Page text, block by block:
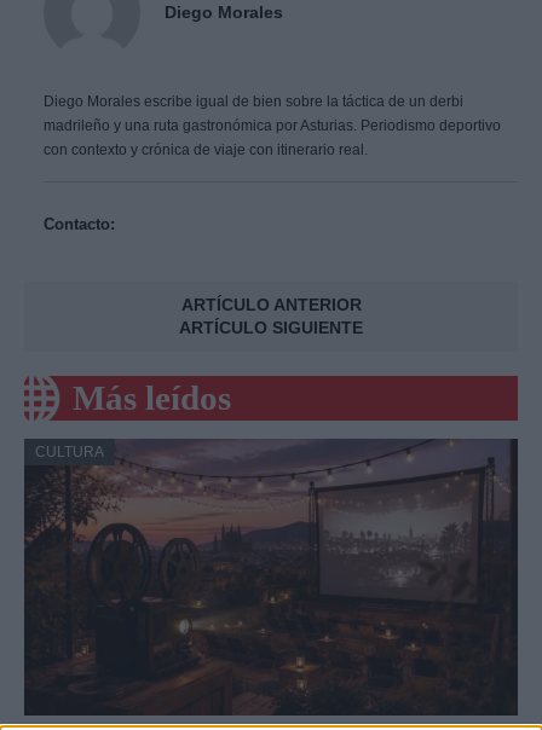
Diego Morales
Diego Morales escribe igual de bien sobre la táctica de un derbi
madrileño y una ruta gastronómica por Asturias. Periodismo deportivo
con contexto y crónica de viaje con itinerario real.
Contacto:
ARTÍCULO ANTERIOR
ARTÍCULO SIGUIENTE
Más leídos
CULTURA